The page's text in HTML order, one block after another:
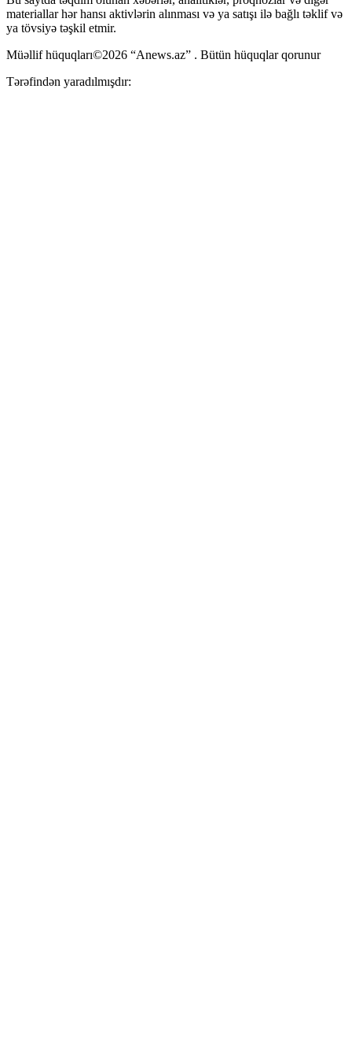
materiallar hər hansı aktivlərin alınması və ya satışı ilə bağlı təklif və
ya tövsiyə təşkil etmir.
Müəllif hüquqları©2026 “Anews.az” . Bütün hüquqlar qorunur
Tərəfindən yaradılmışdır: